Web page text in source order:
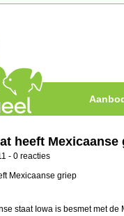
heeft Mexicaanse
- 0 reacties
staat Iowa is besmet met